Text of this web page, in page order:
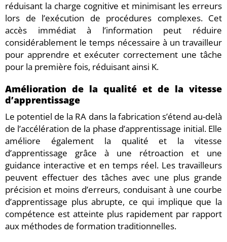
réduisant la charge cognitive et minimisant les erreurs
lors de l’exécution de procédures complexes. Cet
accès immédiat à l’information peut réduire
considérablement le temps nécessaire à un travailleur
pour apprendre et exécuter correctement une tâche
pour la première fois, réduisant ainsi K.
Amélioration de la qualité et de la vitesse
d’apprentissage
Le potentiel de la RA dans la fabrication s’étend au-delà
de l’accélération de la phase d’apprentissage initial. Elle
améliore également la qualité et la vitesse
d’apprentissage grâce à une rétroaction et une
guidance interactive et en temps réel. Les travailleurs
peuvent effectuer des tâches avec une plus grande
précision et moins d’erreurs, conduisant à une courbe
d’apprentissage plus abrupte, ce qui implique que la
compétence est atteinte plus rapidement par rapport
aux méthodes de formation traditionnelles.